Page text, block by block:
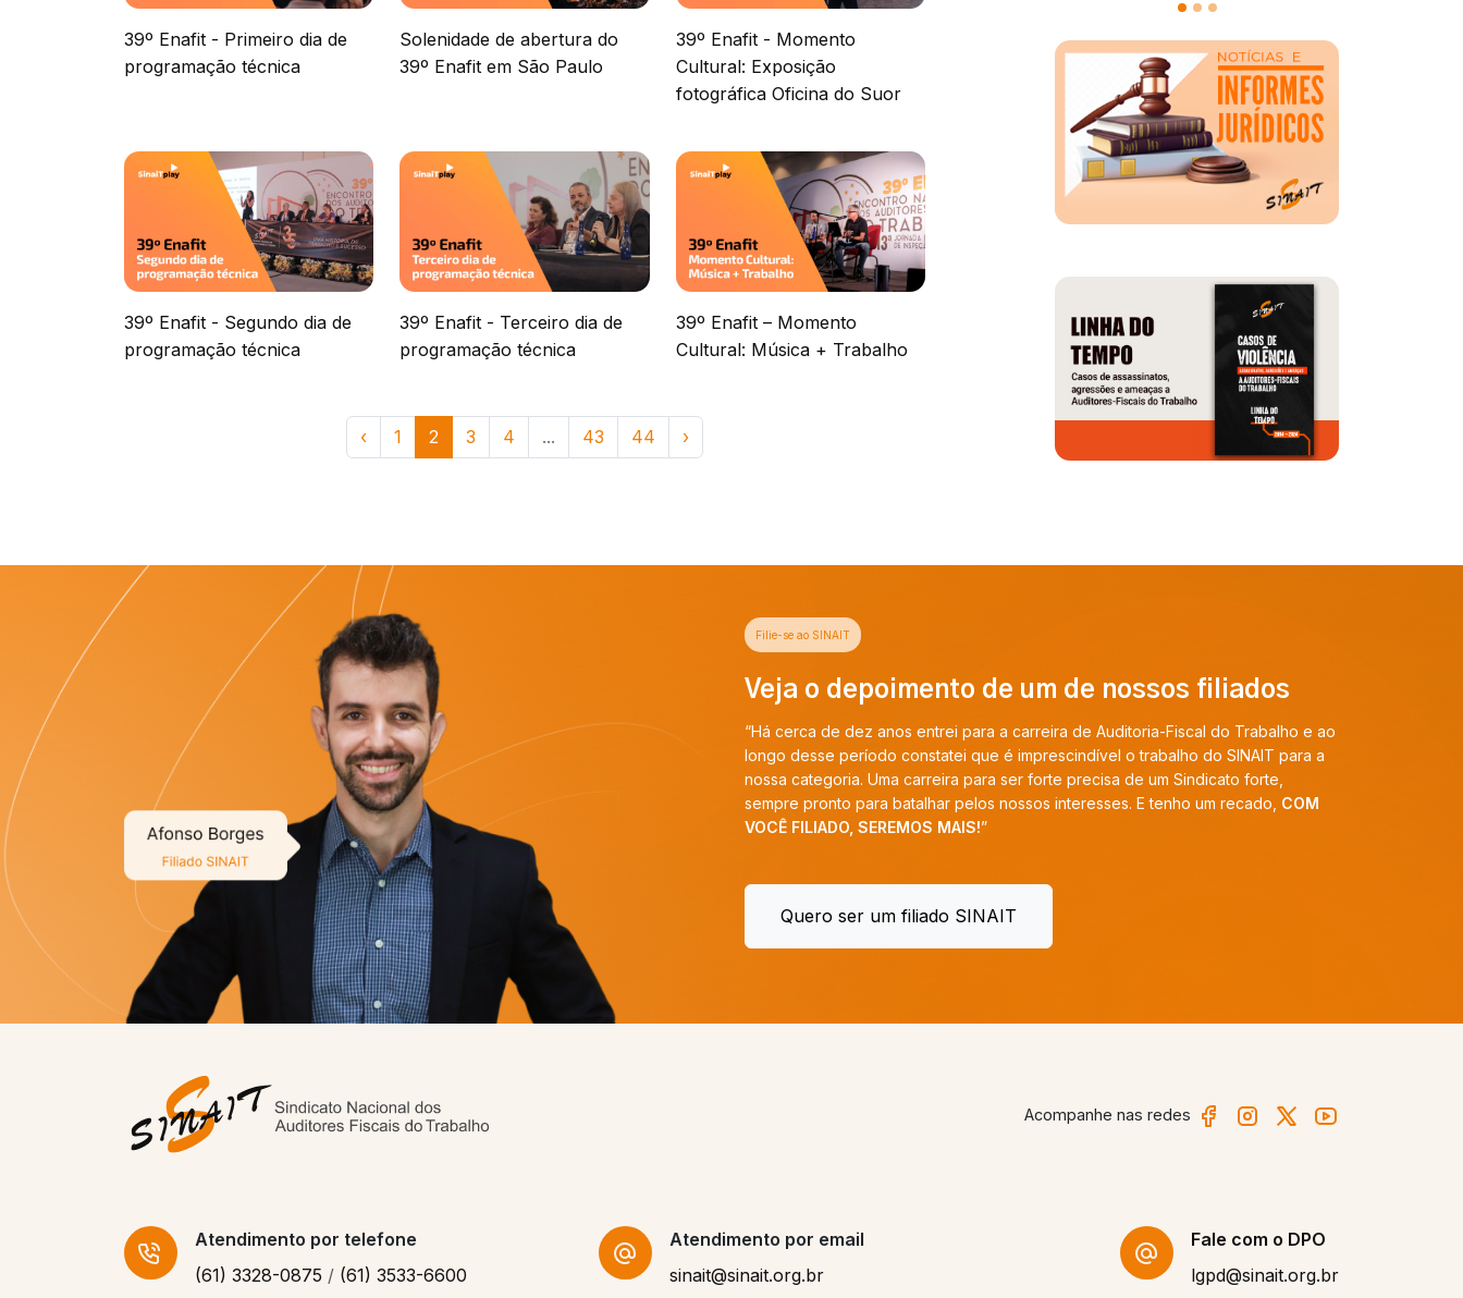
39º Enafit - Primeiro dia de
programação técnica
Solenidade de abertura do
39º Enafit em São Paulo
39º Enafit - Momento
Cultural: Exposição
fotográfica Oficina do Suor
39º Enafit - Segundo dia de
programação técnica
39º Enafit - Terceiro dia de
programação técnica
39º Enafit – Momento
Cultural: Música + Trabalho
‹ 1 2 3 4 ... 43 44 ›
Veja o depoimento de um de nossos filiados
“Tenho orgulho de dizer que faço parte do SINAIT desde a sua criação, são 35
anos de luta, sempre batalhando para defender os interesses dos Auditores-
Fiscais do Trabalho ativos ou aposentados. A força do sindicato, vem dos seus
filiados e o SINAIT depende de todos nós para avançar muito mais. Portanto,
venha para o SINAIT.”
Quero ser um filiado SINAIT